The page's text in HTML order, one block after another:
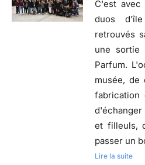
C'est
duos
retrouvés
une sortie
Parfum.
musée, de
fabrication
et filleuls,
passer un
Lire la suite